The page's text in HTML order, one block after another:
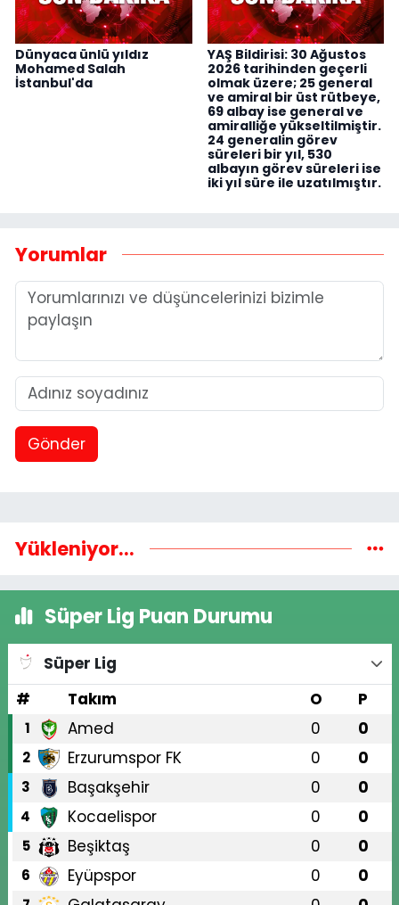
Dünyaca ünlü yıldız
Mohamed Salah
İstanbul'da
YAŞ Bildirisi: 30 Ağustos
2026 tarihinden geçerli
olmak üzere; 25 general
ve amiral bir üst rütbeye,
69 albay ise general ve
amiralliğe yükseltilmiştir.
24 generalin görev
süreleri bir yıl, 530
albayın görev süreleri ise
iki yıl süre ile uzatılmıştır.
Yorumlar
Gönder
Yükleniyor...
Süper Lig Puan Durumu
Süper Lig
#
Takım O P
1 Amed 0 0
2 Erzurumspor FK 0 0
3 Başakşehir 0 0
4 Kocaelispor 0 0
5 Beşiktaş 0 0
6 Eyüpspor 0 0